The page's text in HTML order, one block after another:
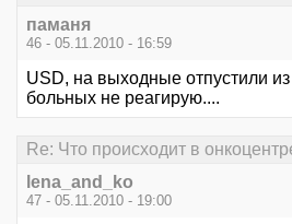
паманя
46 - 05.11.2010 - 16:59
USD, на выходные отпустили
больных не реагирую....
Re: Что происходит в
lena_and_ko
47 - 05.11.2010 - 19:00